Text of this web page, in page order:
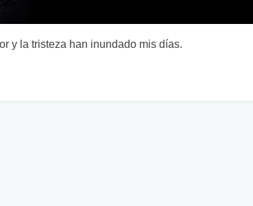
y la tristeza han inundado mis días.